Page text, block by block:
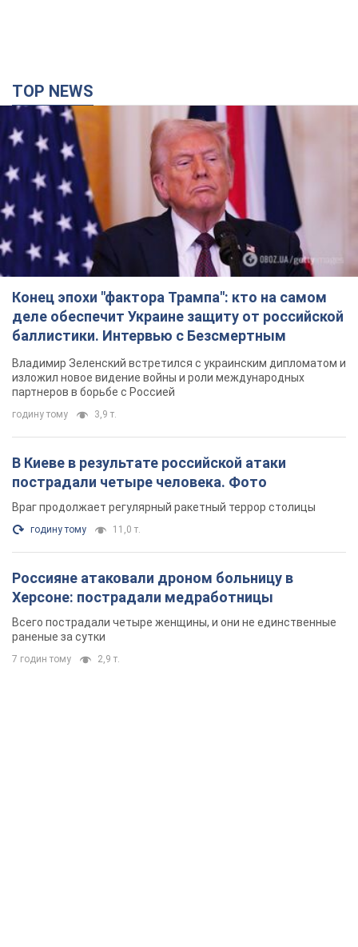
TOP NEWS
Конец эпохи "фактора Трампа": кто на самом
деле обеспечит Украине защиту от российской
баллистики. Интервью с Безсмертным
Владимир Зеленский встретился с украинским дипломатом и
изложил новое видение войны и роли международных
партнеров в борьбе с Россией
годину тому 3,9 т.
В Киеве в результате российской атаки
пострадали четыре человека. Фото
Враг продолжает регулярный ракетный террор столицы
годину тому 11,0 т.
Россияне атаковали дроном больницу в
Херсоне: пострадали медработницы
Всего пострадали четыре женщины, и они не единственные
раненые за сутки
7 годин тому 2,9 т.